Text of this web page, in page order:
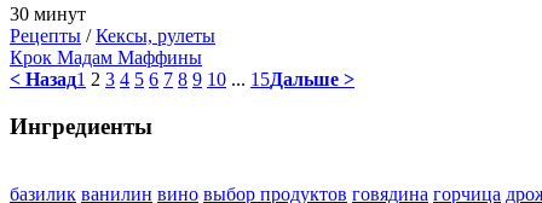
30 минут
Рецепты /Кексы, рулеты
Крок Мадам Маффины
< Назад1 2 3 4 5 6 7 8 9 10 ... 15Дальше >
Ингредиенты
базилик ванилин вино выбор продуктов говядина горчица